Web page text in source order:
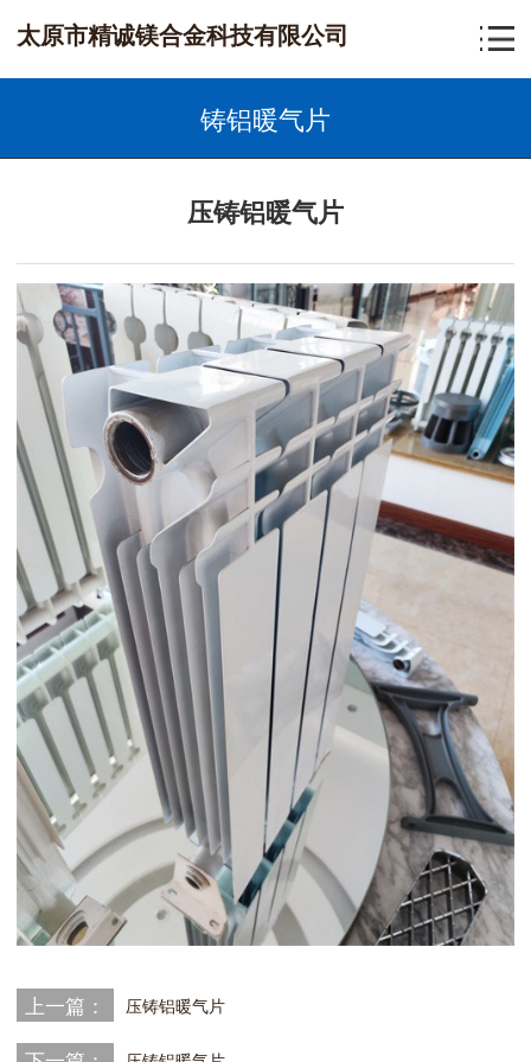
太原市精诚镁合金科技有限公司
铸铝暖气片
压铸铝暖气片
上一篇： 压铸铝暖气片